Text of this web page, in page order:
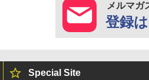
メルマガ
登録
Special Site